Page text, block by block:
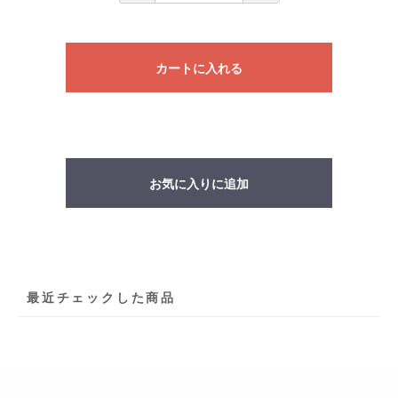
カートに入れる
お気に入りに追加
最近チェックした商品